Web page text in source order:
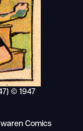
© 1947
Comics